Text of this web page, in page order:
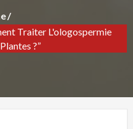
Traiter L'ologospermie
?”